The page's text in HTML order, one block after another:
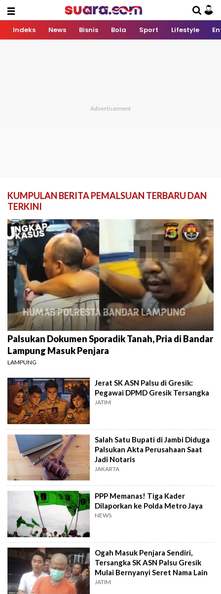
Indeks News Bisnis Bola Sport Lifestyle
KUMPULAN BERITA PEMALSUAN TERBARU DAN
TERKINI
Palsukan Dokumen Sporadik Tanah, Pria di Bandar
Lampung Masuk Penjara
LAMPUNG
Jerat SK ASN Palsu di Gresik:
Pegawai DPMD Gresik Tersangka
JATIM
Salah Satu Bupati di Jambi Diduga
Palsukan Akta Perusahaan Saat
Jadi Notaris
JAKARTA
PPP Memanas! Tiga Kader
Dilaporkan ke Polda Metro Jaya
NEWS
Ogah Masuk Penjara Sendiri,
Tersangka SK ASN Palsu Gresik
Mulai Bernyanyi Seret Nama Lain
JATIM